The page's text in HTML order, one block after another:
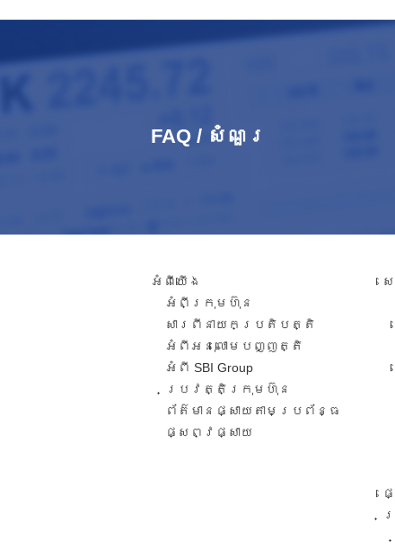
FAQ / សំណួរ​
អំពី​យើង
អំពីក្រុមហ៊ុន
សារពី​នាយកប្រតិបត្តិ​
អំពីអនុលោមបញ្ញត្តិ
អំពី SBI Group
ប្រវត្តិក្រុមហ៊ុន​
ព័ត៌មានផ្សាយតាមប្រព័ន្ធ
ផ្សព្វផ្សាយ​
ស